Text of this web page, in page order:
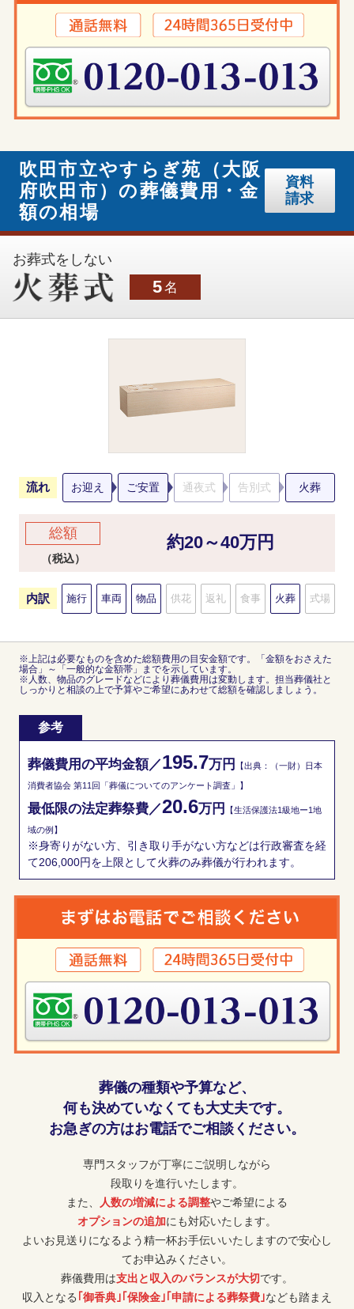
吹田市立やすらぎ苑（大阪
府吹田市）の葬儀費用・金
額の相場
資料
請求
お葬式をしない
5名
流れ お迎え ご安置 通夜式 告別式 火葬
総額
（税込）
約20～40万円
内訳 施行 車両 物品 供花 返礼 食事 火葬 式場
※上記は必要なものを含めた総額費用の目安金額です。「金額をおさえた
場合」～「一般的な金額帯」までを示しています。
※人数、物品のグレードなどにより葬儀費用は変動します。担当葬儀社と
しっかりと相談の上で予算やご希望にあわせて総額を確認しましょう。
参考
葬儀費用の平均金額／195.7万円 【出典：（一財）日本
消費者協会 第11回「葬儀についてのアンケート調査」】
最低限の法定葬祭費／20.6万円 【生活保護法1級地ー1地
域の例】
※身寄りがない方、引き取り手がない方などは行政審査を経
て206,000円を上限として火葬のみ葬儀が行われます。
葬儀の種類や予算など、
何も決めていなくても大丈夫です。
お急ぎの方はお電話でご相談ください。
専門スタッフが丁寧にご説明しながら
段取りを進行いたします。
また、
人数の増減による調整やご希望による
オプションの追加にも対応いたします。
よいお見送りになるよう精一杯お手伝いいたしますので安心し
てお申込みください。
葬儀費用は支出と収入のバランスが大切です。
収入となる ｢御香典｣｢保険金｣｢申請による葬祭費｣なども踏まえ